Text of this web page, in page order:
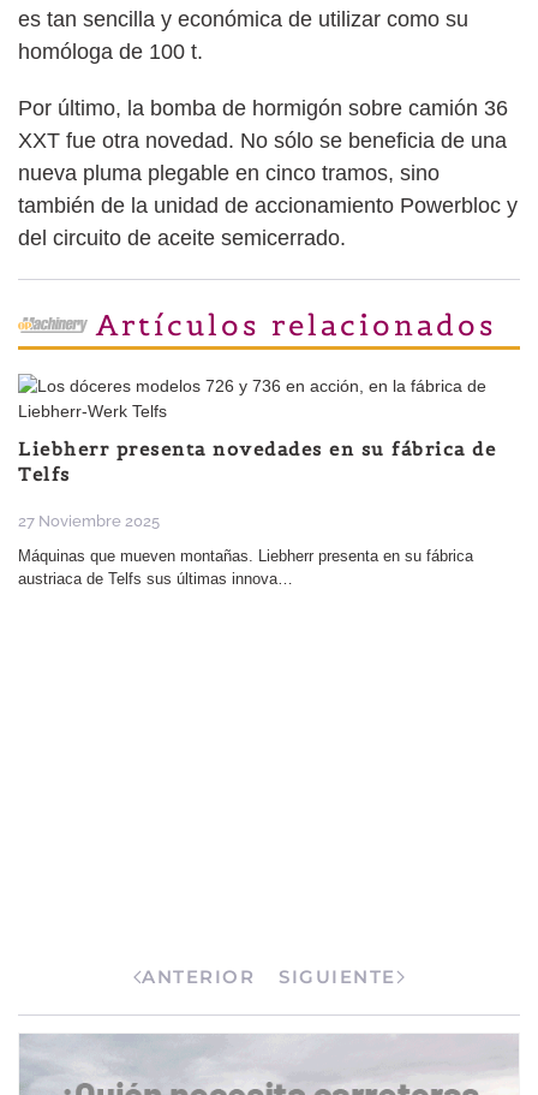
es tan sencilla y económica de utilizar como su
homóloga de 100 t.
Por último, la bomba de hormigón sobre camión 36
XXT fue otra novedad. No sólo se beneficia de una
nueva pluma plegable en cinco tramos, sino
también de la unidad de accionamiento Powerbloc y
del circuito de aceite semicerrado.
Artículos relacionados
Liebherr presenta novedades en su fábrica de
Telfs
27 Noviembre 2025
Máquinas que mueven montañas. Liebherr presenta en su fábrica
austriaca de Telfs sus últimas innova…
ANTERIOR SIGUIENTE